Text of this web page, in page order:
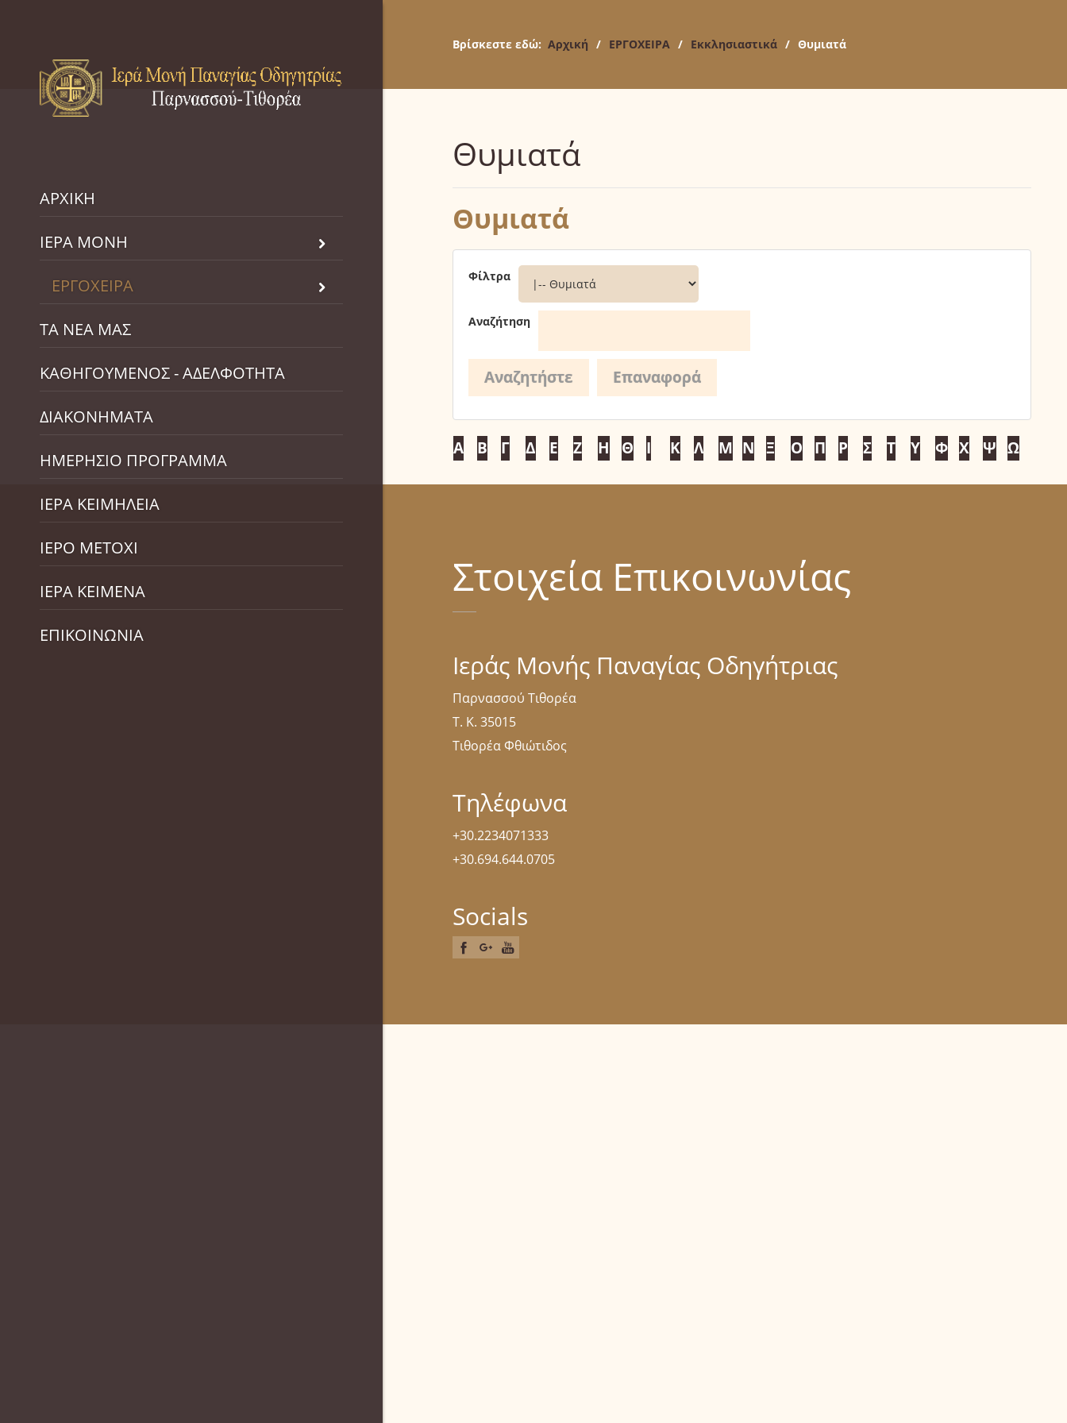
ΑΡΧΙΚΗ
ΙΕΡΑ ΜΟΝΗ
ΕΡΓΟΧΕΙΡΑ
ΤΑ ΝΕΑ ΜΑΣ
ΚΑΘΗΓΟΥΜΕΝΟΣ - ΑΔΕΛΦΟΤΗΤΑ
ΔΙΑΚΟΝΗΜΑΤΑ
ΗΜΕΡΗΣΙΟ ΠΡΟΓΡΑΜΜΑ
ΙΕΡΑ ΚΕΙΜΗΛΕΙΑ
ΙΕΡΟ ΜΕΤΟΧΙ
ΙΕΡΑ ΚΕΙΜΕΝΑ
ΕΠΙΚΟΙΝΩΝΙΑ
Βρίσκεστε εδώ: Αρχική / ΕΡΓΟΧΕΙΡΑ / Εκκλησιαστικά / Θυμιατά
Θυμιατά
Θυμιατά
Φίλτρα
Αναζήτηση
Α Β Γ Δ Ε Ζ Η Θ Ι Κ Λ Μ Ν Ξ Ο Π Ρ Σ Τ Υ Φ Χ Ψ Ω
Στοιχεία Επικοινωνίας
Ιεράς Μονής Παναγίας Οδηγήτριας
Παρνασσού Τιθορέα
Τ. Κ. 35015
Τιθορέα Φθιώτιδος
Τηλέφωνα
+30.2234071333
+30.694.644.0705
Socials